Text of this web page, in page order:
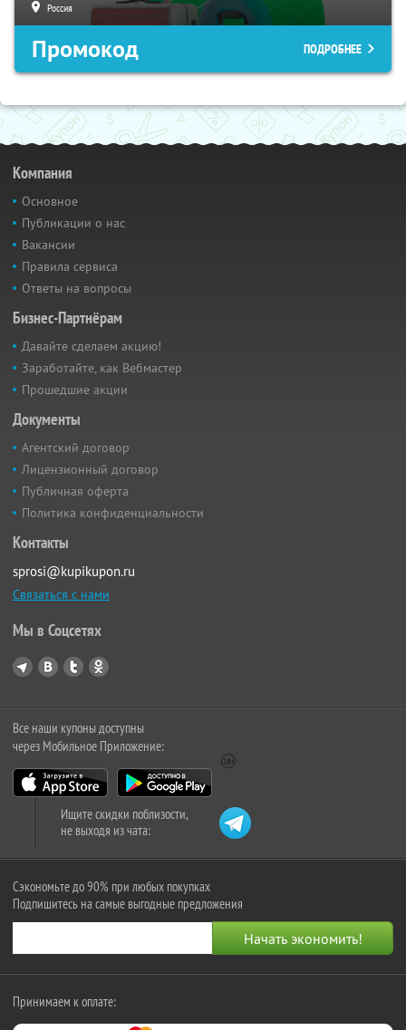
Россия
Промокод ПОДРОБНЕЕ
Компания
Основное
Публикации о нас
Вакансии
Правила сервиса
Ответы на вопросы
Бизнес-Партнёрам
Давайте сделаем акцию!
Заработайте, как Вебмастер
Прошедшие акции
Документы
Агентский договор
Лицензионный договор
Публичная оферта
Политика конфиденциальности
Контакты
sprosi@kupikupon.ru
Связаться с нами
Мы в Соцсетях
Все наши купоны доступны
через Мобильное Приложение:
Ищите скидки поблизости,
не выходя из чата:
Сэкономьте до 90% при любых покупках
Подпишитесь на самые выгодные предложения
Принимаем к оплате: